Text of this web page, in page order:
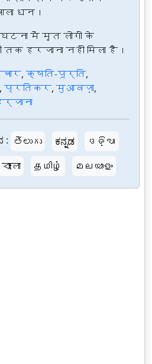
धन।
में मृत लोगों के
तक हरजाना नहीं मिला है।
, क्षति-पूर्ति,
, प्रतिकर, मुआवज़ा,
: తెలుగు ಕನ್ನಡ
ଓଡ଼ିଆ
বাংলা தமிழ் മലയാളം